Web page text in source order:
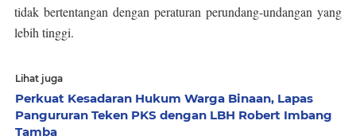
tidak bertentangan dengan peraturan perundang-undangan yang
lebih tinggi.
Lihat juga
Perkuat Kesadaran Hukum Warga Binaan, Lapas
Pangururan Teken PKS dengan LBH Robert Imbang
Tamba